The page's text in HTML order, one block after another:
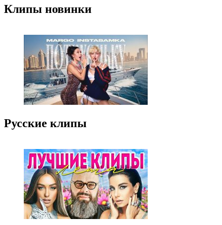
Клипы новинки
Русские клипы